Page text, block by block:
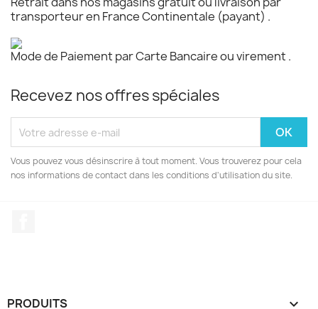
transporteur en France Continentale (payant) .
Mode de Paiement par Carte Bancaire ou virement .
Recevez nos offres spéciales
Vous pouvez vous désinscrire à tout moment. Vous trouverez pour cela
nos informations de contact dans les conditions d'utilisation du site.
PRODUITS 